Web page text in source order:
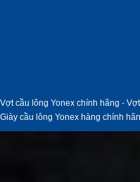
Vợt cầu lông Yonex chính hãng -
Giày cầu lông Yonex hàng chính